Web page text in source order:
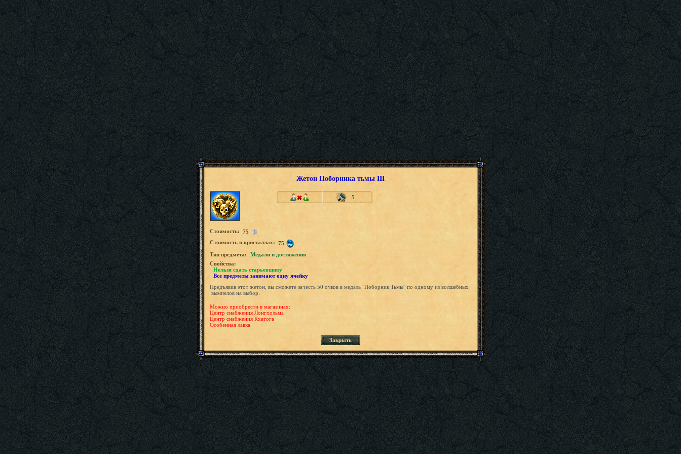
Жетон Поборника тьмы III
5
Стоимость: 75
Стоимость в кристаллах: 75
Tип предмета:
Медали и достижения
Свойства:
Нельзя сдать старьевщику
Все предметы занимают одну ячейку
Предъявив этот жетон, вы сможете зачесть 50 очков в медаль "Поборник Тьмы" по одному из волшебных
вымпелов на выбор.
Можно приобрести в магазинах:
Центр снабжения Лонгхольма
Центр снабжения Кхатога
Особенная лавка
Закрыть